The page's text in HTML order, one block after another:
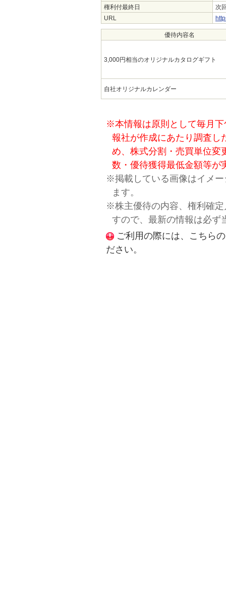
権利付最終日
次
URL
優待内容名
3,000円相当のオリジナルカタログギフト
自社オリジナルカレンダー
※本情報は原則として毎月
報社が作成にあたり調査し
め、株式分割・売買単位変
数・優待獲得最低金額等が
※掲載している画像はイメ
ます。
※株主優待の内容、権利確
すので、最新の情報は必ず
ご利用の際には、こちら
ださい。